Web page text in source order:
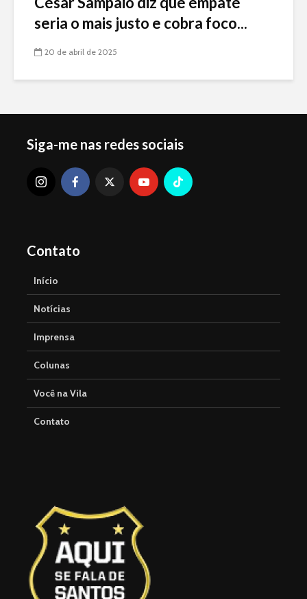
seria o mais justo e cobra foco...
20 de abril de 2025
Siga-me nas redes sociais
Contato
Início
Notícias
Imprensa
Colunas
Você na Vila
Contato